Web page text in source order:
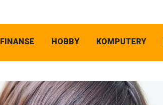
FINANSE HOBBY KOMPUTERY